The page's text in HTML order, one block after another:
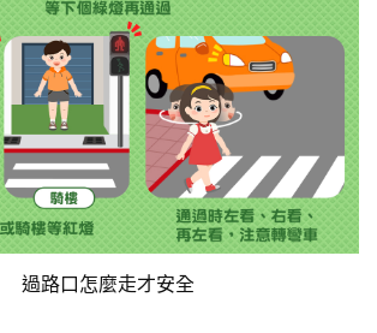
過路口怎麼走才安全